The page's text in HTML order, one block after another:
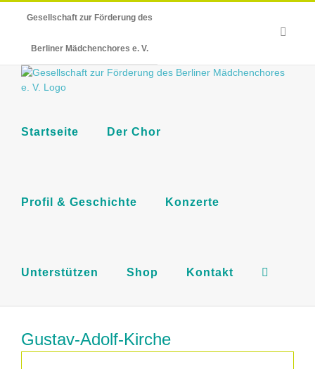
Gesellschaft zur Förderung des
Berliner Mädchenchores e. V.
Startseite Der Chor
Profil & Geschichte Konzerte
Unterstützen Shop Kontakt
Gustav-Adolf-Kirche